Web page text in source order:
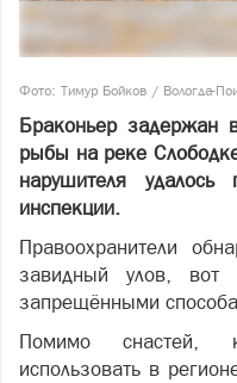
Фото: Тимур Бойков / Вологда-
Браконьер задержан
рыбы на реке
нарушителя удалось
инспекции.
Правоохранители
завидный улов, вот
запрещёнными
Помимо снастей,
использовать в